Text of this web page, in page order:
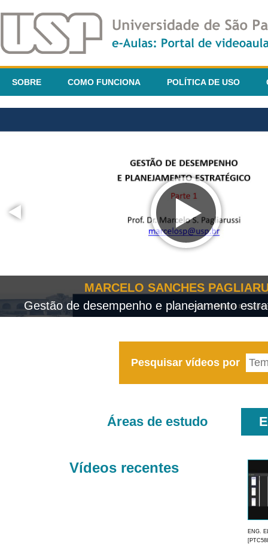
SOBRE COMO FUNCIONA POLÍTICA DE USO
MARCELO SANCHES
Gestão de desempenho e planejamento
Pesquisar vídeos por
Áreas de estudo
Vídeos recentes
ENG.